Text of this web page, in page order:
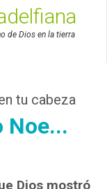
de Dios en la tierra
tu cabeza
Noe...
Dios mostró